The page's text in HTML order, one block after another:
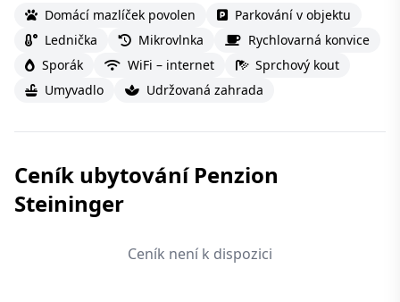
Domácí mazlíček povolen
Parkování v objektu
Lednička
Mikrovlnka
Rychlovarná konvice
Sporák
WiFi – internet
Sprchový kout
Umyvadlo
Udržovaná zahrada
Ceník ubytování Penzion
Steininger
Ceník není k dispozici